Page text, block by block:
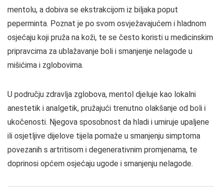
mentolu, a dobiva se ekstrakcijom iz biljaka poput
peperminta. Poznat je po svom osvježavajućem i hladnom
osjećaju koji pruža na koži, te se često koristi u medicinskim
pripravcima za ublažavanje boli i smanjenje nelagode u
mišićima i zglobovima.
U području zdravlja zglobova, mentol djeluje kao lokalni
anestetik i analgetik, pružajući trenutno olakšanje od boli i
ukočenosti. Njegova sposobnost da hladi i umiruje upaljene
ili osjetljive dijelove tijela pomaže u smanjenju simptoma
povezanih s artritisom i degenerativnim promjenama, te
doprinosi općem osjećaju ugode i smanjenju nelagode.